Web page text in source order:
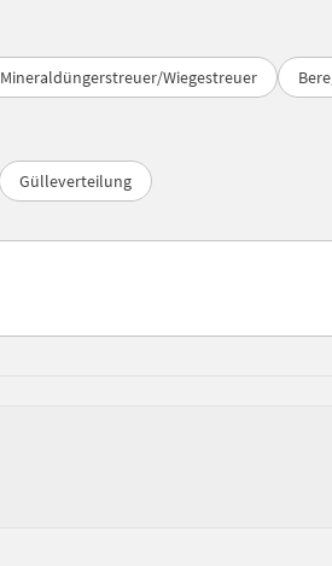
Mineraldüngerstreuer/Wiegestreuer
Gülleverteilung